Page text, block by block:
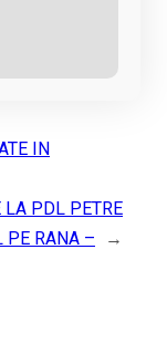
IN
LA PDL PETRE
PE RANA –
→